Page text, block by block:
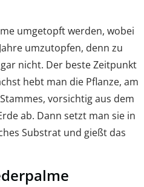
umgetopft werden, wobei
umzutopfen, denn zu
nicht. Der beste Zeitpunkt
hebt man die Pflanze, am
vorsichtig aus dem
ab. Dann setzt man sie in
Substrat und gießt das